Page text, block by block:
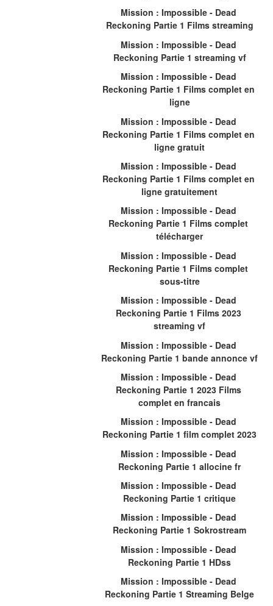
Mission : Impossible - Dead
Reckoning Partie 1 Films streaming
Mission : Impossible - Dead
Reckoning Partie 1 streaming vf
Mission : Impossible - Dead
Reckoning Partie 1 Films complet en
ligne
Mission : Impossible - Dead
Reckoning Partie 1 Films complet en
ligne gratuit
Mission : Impossible - Dead
Reckoning Partie 1 Films complet en
ligne gratuitement
Mission : Impossible - Dead
Reckoning Partie 1 Films complet
télécharger
Mission : Impossible - Dead
Reckoning Partie 1 Films complet
sous-titre
Mission : Impossible - Dead
Reckoning Partie 1 Films 2023
streaming vf
Mission : Impossible - Dead
Reckoning Partie 1 bande annonce vf
Mission : Impossible - Dead
Reckoning Partie 1 2023 Films
complet en francais
Mission : Impossible - Dead
Reckoning Partie 1 film complet 2023
Mission : Impossible - Dead
Reckoning Partie 1 allocine fr
Mission : Impossible - Dead
Reckoning Partie 1 critique
Mission : Impossible - Dead
Reckoning Partie 1 Sokrostream
Mission : Impossible - Dead
Reckoning Partie 1 HDss
Mission : Impossible - Dead
Reckoning Partie 1 Streaming Belge